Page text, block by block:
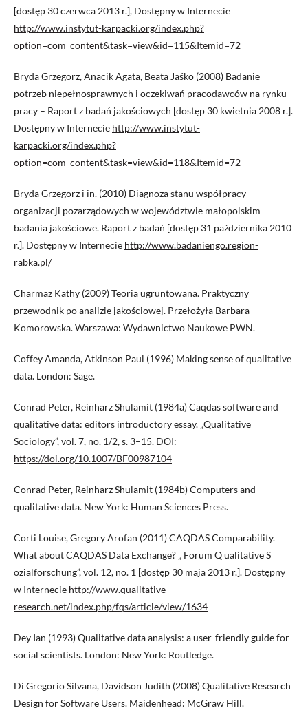
[dostęp 30 czerwca 2013 r.], Dostępny w Internecie
http://www.instytut-karpacki.org/index.php?
option=com_content&task=view&id=115&Itemid=72
Bryda Grzegorz, Anacik Agata, Beata Jaśko (2008) Badanie
potrzeb niepełnosprawnych i oczekiwań pracodawców na rynku
pracy – Raport z badań jakościowych [dostęp 30 kwietnia 2008 r.].
Dostępny w Internecie http://www.instytut-
karpacki.org/index.php?
option=com_content&task=view&id=118&Itemid=72
Bryda Grzegorz i in. (2010) Diagnoza stanu współpracy
organizacji pozarządowych w województwie małopolskim –
badania jakościowe. Raport z badań [dostęp 31 października 2010
r.]. Dostępny w Internecie http://www.badaniengo.region-
rabka.pl/
Charmaz Kathy (2009) Teoria ugruntowana. Praktyczny
przewodnik po analizie jakościowej. Przełożyła Barbara
Komorowska. Warszawa: Wydawnictwo Naukowe PWN.
Coffey Amanda, Atkinson Paul (1996) Making sense of qualitative
data. London: Sage.
Conrad Peter, Reinharz Shulamit (1984a) Caqdas software and
qualitative data: editors introductory essay. „Qualitative
Sociology”, vol. 7, no. 1/2, s. 3–15. DOI:
https://doi.org/10.1007/BF00987104
Conrad Peter, Reinharz Shulamit (1984b) Computers and
qualitative data. New York: Human Sciences Press.
Corti Louise, Gregory Arofan (2011) CAQDAS Comparability.
What about CAQDAS Data Exchange? „ Forum Q ualitative S
ozialforschung”, vol. 12, no. 1 [dostęp 30 maja 2013 r.]. Dostępny
w Internecie http://www.qualitative-
research.net/index.php/fqs/article/view/1634
Dey Ian (1993) Qualitative data analysis: a user-friendly guide for
social scientists. London: New York: Routledge.
Di Gregorio Silvana, Davidson Judith (2008) Qualitative Research
Design for Software Users. Maidenhead: McGraw Hill.